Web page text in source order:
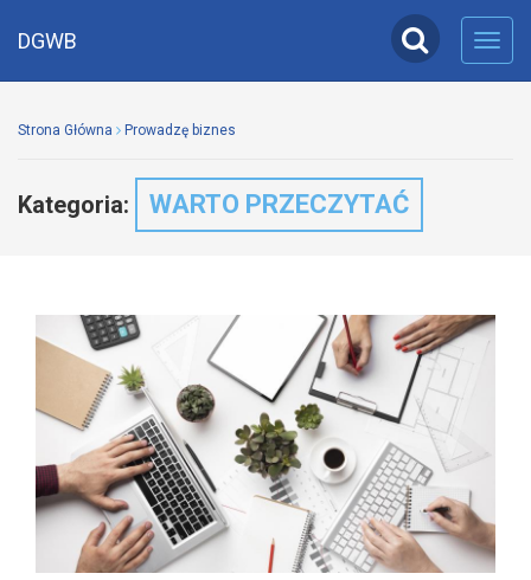
DGWB
Strona Główna Prowadzę biznes
Kategoria: WARTO PRZECZYTAĆ